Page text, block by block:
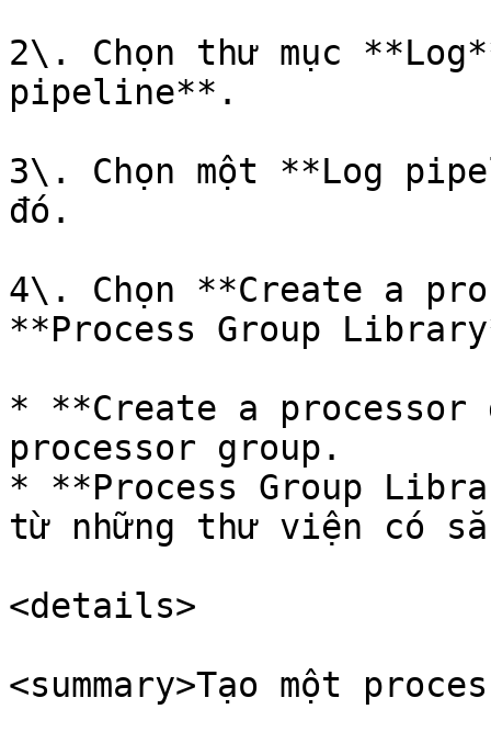
2\. Chọn thư mục
pipeline**.
3\. Chọn một **Log
đó.
4\. Chọn **Create a
**Process Group
* **Create a processor
processor group.
* **Process Group
từ những thư viện có
<details>
<summary>Tạo một